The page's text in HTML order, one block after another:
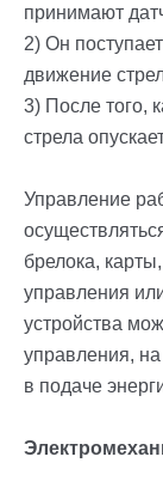
принимают
2) Он
движение
3) После того,
стрела
Управление
брелока,
управления
устройства
управления, на
в подаче